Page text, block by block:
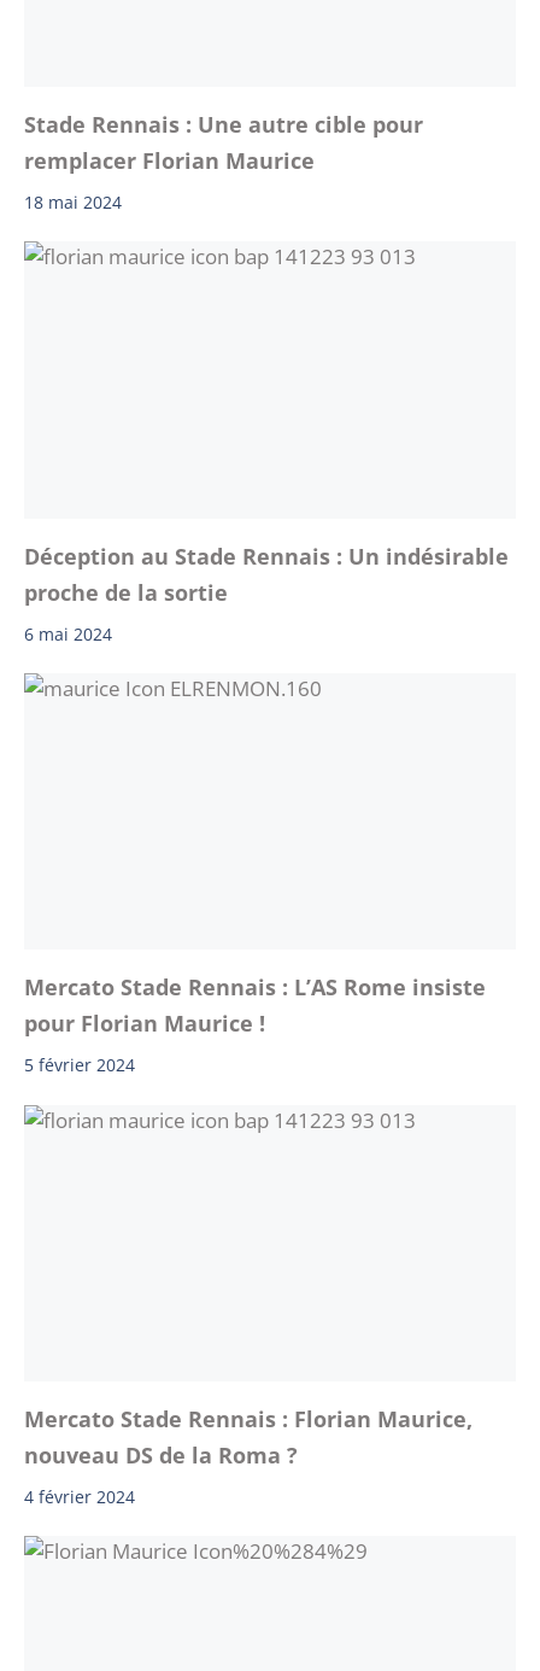
Stade Rennais : Une autre cible pour
remplacer Florian Maurice
18 mai 2024
Déception au Stade Rennais : Un indésirable
proche de la sortie
6 mai 2024
Mercato Stade Rennais : L’AS Rome insiste
pour Florian Maurice !
5 février 2024
Mercato Stade Rennais : Florian Maurice,
nouveau DS de la Roma ?
4 février 2024